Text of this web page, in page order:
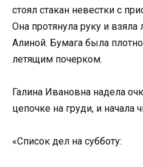
стоял стакан невестки с
Она протянула руку и взяла
Алиной. Бумага была
летящим почерком.
Галина Ивановна надела
цепочке на груди, и начала
«Список дел на субботу: